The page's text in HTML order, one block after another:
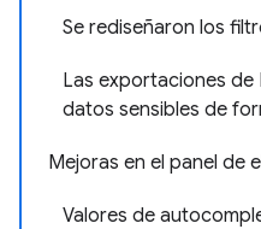
Se rediseñaron los
Las exportaciones de
datos sensibles de
Mejoras en el panel de
Valores de